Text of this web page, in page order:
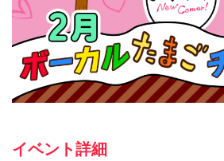
イベント詳細